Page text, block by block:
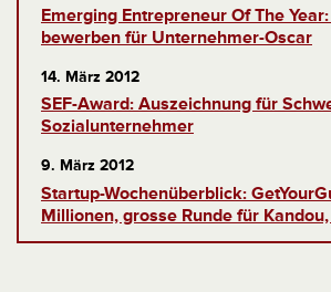
Emerging Entrepreneur Of The
bewerben für Unternehmer-Oscar
14. März 2012
SEF-Award: Auszeichnung für
Sozialunternehmer
9. März 2012
Startup-Wochenüberblick:
Millionen, grosse Runde für Kandou,